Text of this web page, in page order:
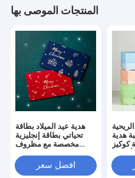
المنتجات الموصى بها
هدية عيد الميلاد بطاقة
تحياتي بطاقة إنجليزية
مخصصة مع مظروف
افضل سعر
هدية
كوكيز